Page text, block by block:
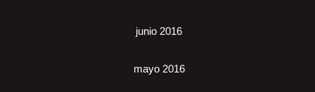
junio 2016
mayo 2016